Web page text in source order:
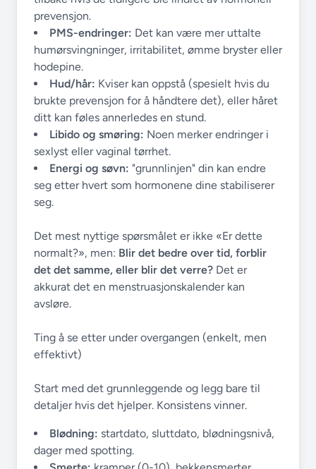
prevensjon.
PMS-endringer: Det kan være mer uttalte
humørsvingninger, irritabilitet, ømme bryster eller
hodepine.
Hud/hår: Kviser kan oppstå (spesielt hvis du
brukte prevensjon for å håndtere det), eller håret
ditt kan føles annerledes en stund.
Libido og smøring: Noen merker endringer i
sexlyst eller vaginal tørrhet.
Energi og søvn: "grunnlinjen" din kan endre
seg etter hvert som hormonene dine stabiliserer
seg.
Det mest nyttige spørsmålet er ikke «Er dette
normalt?», men: Blir det bedre over tid, forblir
det det samme, eller blir det verre? Det er
akkurat det en menstruasjonskalender kan
avsløre.
Ting å se etter under overgangen (enkelt, men
effektivt)
Start med det grunnleggende og legg bare til
detaljer hvis det hjelper. Konsistens vinner.
Blødning: startdato, sluttdato, blødningsnivå,
dager med spotting.